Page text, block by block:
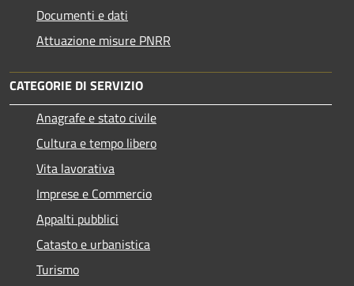
Documenti e dati
Attuazione misure PNRR
CATEGORIE DI SERVIZIO
Anagrafe e stato civile
Cultura e tempo libero
Vita lavorativa
Imprese e Commercio
Appalti pubblici
Catasto e urbanistica
Turismo